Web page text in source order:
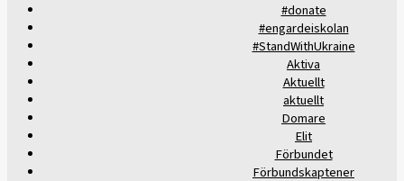
#donate
#engardeiskolan
#StandWithUkraine
Aktiva
Aktuellt
aktuellt
Domare
Elit
Förbundet
Förbundskaptener